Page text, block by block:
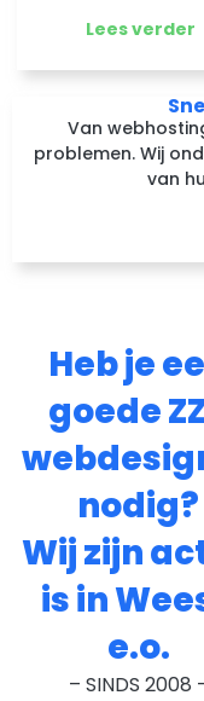
Lees verder
Van
problemen. Wij
van
Heb je
goede
nodig?
Wij zijn
is in
e.o.
– SINDS 2008